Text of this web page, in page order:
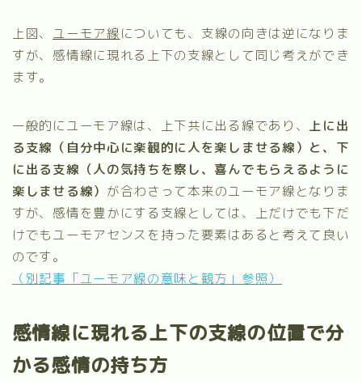
上図、 ユーモア線についても、支線の向きは逆になりま
すが、感情線に現れる上下の支線として同じ考えができ
ます。
一般的にユーモア線は、上下共に出る線であり、 上に出
る支線（自分中心に楽観的に人を楽しませる線）と、下
に出る支線（人の気持ちを察し、喜んでもらえるように
楽しませる線） が合わさって本来のユーモア線となりま
すが、感情を豊かにする支線としては、上だけでも下だ
けでもユーモアセンスを持った要素はあると考えて良い
のです。
（別記事「ユーモア線の意味と観方」参照）
感情線に現れる上下の支線の位置で分
かる感情の持ち方